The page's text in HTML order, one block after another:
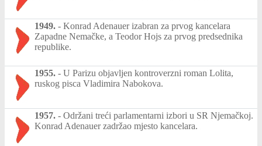
1949. - Konrad Adenauer izabran za prvog kancelara
Zapadne Nemačke, a Teodor Hojs za prvog predsednika
republike.
1955. - U Parizu objavljen kontroverzni roman Lolita,
ruskog pisca Vladimira Nabokova.
1957. - Održani treći parlamentarni izbori u SR Njemačkoj.
Konrad Adenauer zadržao mjesto kancelara.